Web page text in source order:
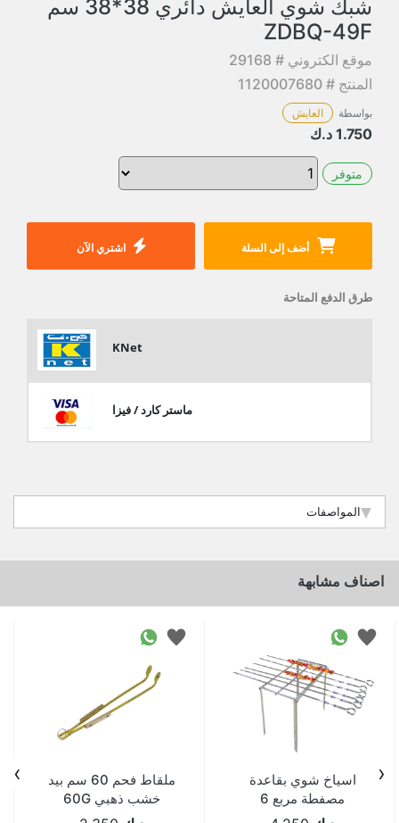
شبك شوي العايش دائري 38*38 سم
ZDBQ-49F
موقع الكتروني # 29168
المنتج # 1120007680
بواسطة العايش
1.750 د.ك
متوفر
أضف إلى السلة اشتري الآن
طرق الدفع المتاحة
KNet
ماستر كارد / فيزا
المواصفات
اصناف مشابهة
اسياخ شوي بقاعدة
مصفطة مربع 6
ملقاط فحم 60 سم بيد
خشب ذهبي 60G
‹
›